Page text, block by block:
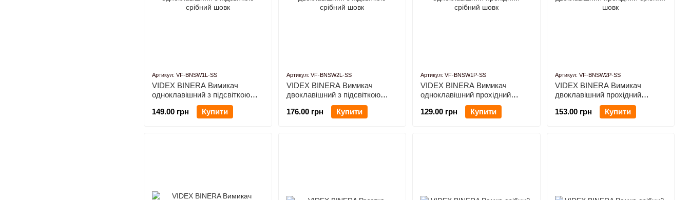
Артикул: VF-BNSW1L-SS
VIDEX BINERA Вимикач
одноклавішний з підсвіткою
срібний шовк
149.00 грн
Купити
Артикул: VF-BNSW2L-SS
VIDEX BINERA Вимикач
двоклавішний з підсвіткою
срібний шовк
176.00 грн
Купити
Артикул: VF-BNSW1P-SS
VIDEX BINERA Вимикач
одноклавішний прохідний
срібний шовк
129.00 грн
Купити
Артикул: VF-BNSW2P-SS
VIDEX BINERA Вимикач
двоклавішний прохідний
срібний шовк
153.00 грн
Купити